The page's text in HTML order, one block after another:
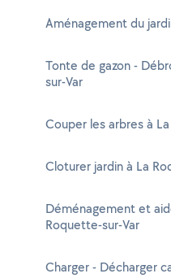
Aménagement du
Tonte de gazon -
sur-Var
Couper les arbres à
Cloturer jardin à La
Déménagement et
Roquette-sur-Var
Charger - Décharger